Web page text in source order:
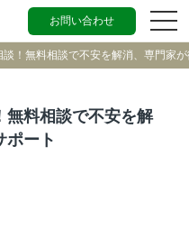
お問い合わせ
談！無料相談で不安を解消、専門家
無料相談で不安を解
ポート